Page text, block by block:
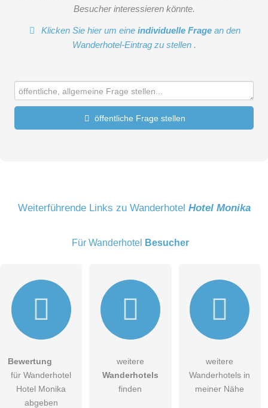
Besucher interessieren könnte.
Klicken Sie hier um eineindividuelle Frage an den
Wanderhotel-Eintrag zu stellen .
öffentliche Frage stellen
E-Mail-Adresse (wird nicht veröffentlicht)
Hiermit akzeptiere ich dieAGB
DieDatenschutzerklärung habe ich zur Kenntnis genommen.
Weiterführende Links zu Wanderhotel Hotel Monika
Für Wanderhotel Besucher
Bewertung
für Wanderhotel
Hotel Monika
abgeben
weitere
Wanderhotels
finden
weitere
Wanderhotels in
meiner Nähe